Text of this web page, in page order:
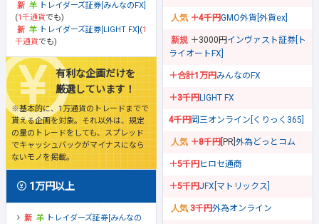
トレイダーズ証券[みんなのFX]
(1千通貨でも)
トレイダーズ証券[LIGHT FX] (1
千通貨でも)
有利な企画だけを
厳選しています！
※基本的に、1万通貨のトレードまでで
貰える企画を対象。それ以外は、規定
の量のトレードをしても、スプレッド
でキャッシュバックがマイナスになら
ないモノを掲載。
1万円以上
トレイダーズ証券[みんなの
＋4千円GMO外貨[外貨ex]
＋3000円 インヴァスト証券[ト
ライオートFX]
＋合計1万円みんなのFX
＋3千円LIGHT FX
4千円岡三オンライン[くりっく365]
＋8千円 [PR] 外為どっとコム
＋5千円ヒロセ通商
＋5千円JFX[マトリックス]
3千円外為オンライン